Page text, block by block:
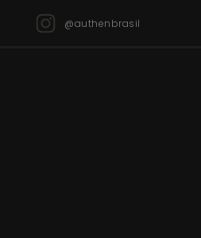
@authenbrasil